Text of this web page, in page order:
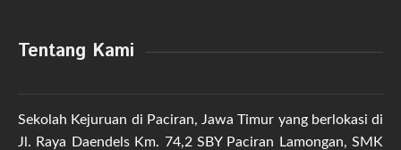
Tentang Kami
Sekolah Kejuruan di Paciran, Jawa Timur yang berlokasi di
Jl. Raya Daendels Km. 74,2 SBY Paciran Lamongan, SMK